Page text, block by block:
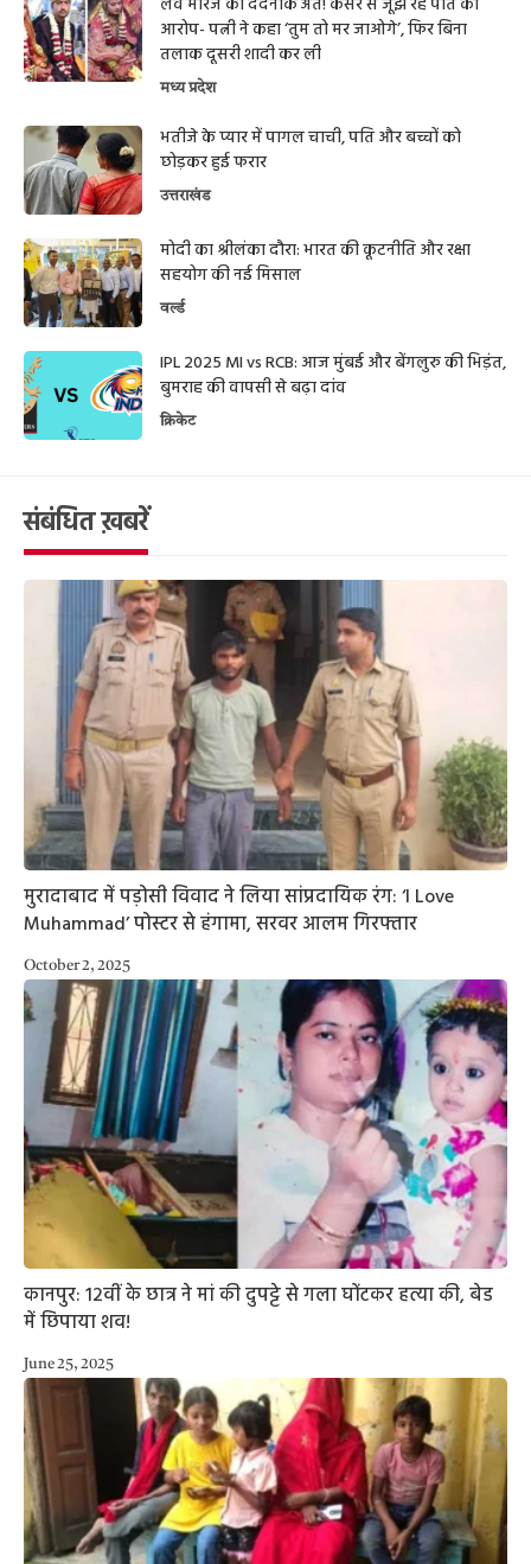
आरोप- पत्नी ने कहा ‘तुम तो मर जाओगे’, फिर बिना
तलाक दूसरी शादी कर ली
मध्य प्रदेश
भतीजे के प्यार में पागल चाची, पति और बच्चों को
छोड़कर हुई फरार
उत्तराखंड
मोदी का श्रीलंका दौरा: भारत की कूटनीति और रक्षा
सहयोग की नई मिसाल
वर्ल्ड
IPL 2025 MI vs RCB: आज मुंबई और बेंगलुरु की भिड़ंत,
बुमराह की वापसी से बढ़ा दांव
क्रिकेट
संबंधित ख़बरें
मुरादाबाद में पड़ोसी विवाद ने लिया सांप्रदायिक रंग: ‘I Love
Muhammad’ पोस्टर से हंगामा, सरवर आलम गिरफ्तार
October 2, 2025
कानपुर: 12वीं के छात्र ने मां की दुपट्टे से गला घोंटकर हत्या की, बेड
में छिपाया शव!
June 25, 2025